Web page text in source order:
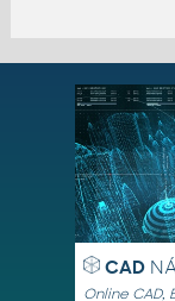
CAD
Online CAD,